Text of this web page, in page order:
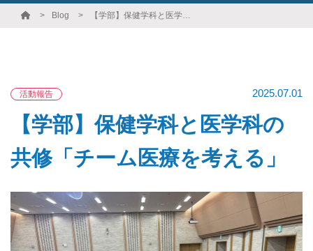
Blog 【学部】保健学科と医学科の共修「チーム医療を考える」
活動報告 2025.07.01
【学部】保健学科と医学科の
共修「チーム医療を考える」